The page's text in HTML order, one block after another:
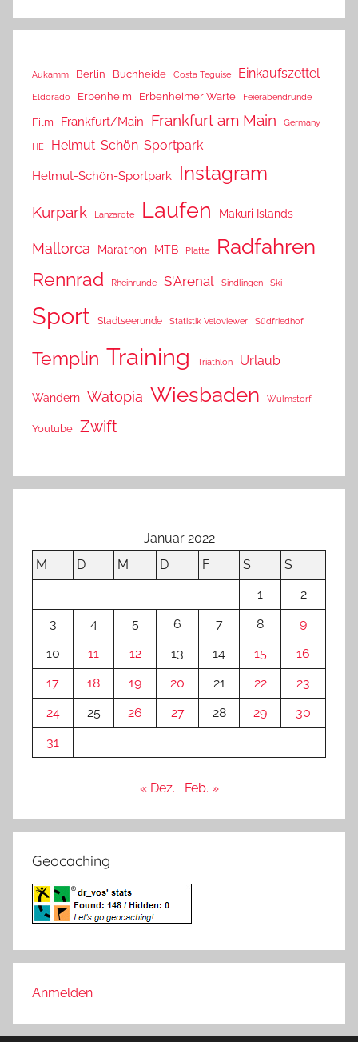
Aukamm Berlin Buchheide Costa Teguise Einkaufszettel
Eldorado Erbenheim Erbenheimer Warte Feierabendrunde
Film Frankfurt/Main Frankfurt am Main Germany
HE Helmut-Schön-Sportpark
Helmut-Schön-Sportpark Instagram
Kurpark Lanzarote Laufen Makuri Islands
Mallorca Marathon MTB Platte Radfahren
Rennrad Rheinrunde S'Arenal Sindlingen Ski
Sport Stadtseerunde Statistik Veloviewer Südfriedhof
Templin Training Triathlon Urlaub
Wandern Watopia Wiesbaden Wulmstorf
Youtube Zwift
Januar 2022
M
D M D F S
S
1
2
3
4 5 6 7 8
9
10
11 12 13 14 15
16
17
18 19 20 21 22
23
24
25 26 27 28 29
30
31
« Dez. Feb. »
Geocaching
Anmelden